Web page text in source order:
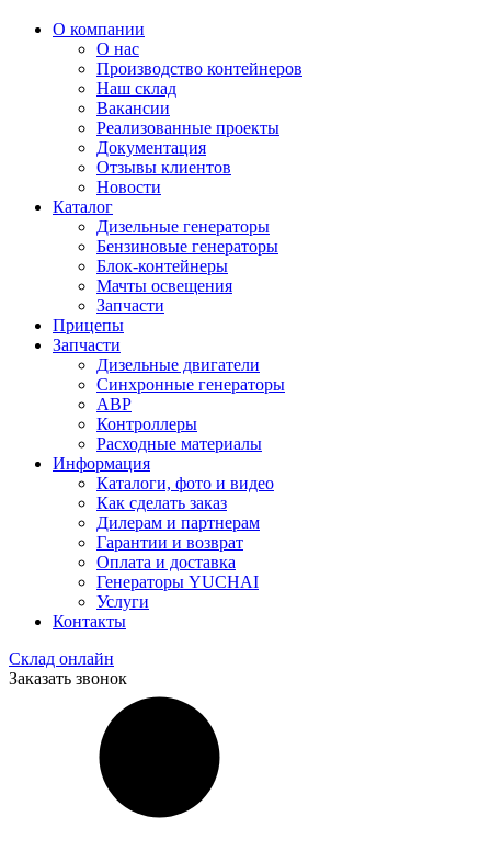
О компании
О нас
Производство контейнеров
Наш склад
Вакансии
Реализованные проекты
Документация
Отзывы клиентов
Новости
Каталог
Дизельные генераторы
Бензиновые генераторы
Блок-контейнеры
Мачты освещения
Запчасти
Прицепы
Запчасти
Дизельные двигатели
Синхронные генераторы
АВР
Контроллеры
Расходные материалы
Информация
Каталоги, фото и видео
Как сделать заказ
Дилерам и партнерам
Гарантии и возврат
Оплата и доставка
Генераторы YUCHAI
Услуги
Контакты
Склад онлайн
Заказать звонок